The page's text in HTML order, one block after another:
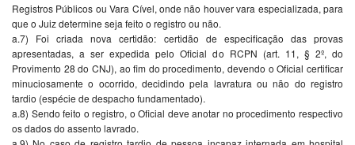
Registros Públicos ou Vara Cível, onde não houver vara especializada, para
que o Juiz determine seja feito o registro ou não.
a.7) Foi criada nova certidão: certidão de especificação das provas
apresentadas, a ser expedida pelo Oficial do RCPN (art. 11, § 2º, do
Provimento 28 do CNJ), ao fim do procedimento, devendo o Oficial certificar
minuciosamente o ocorrido, decidindo pela lavratura ou não do registro
tardio (espécie de despacho fundamentado).
a.8) Sendo feito o registro, o Oficial deve anotar no procedimento respectivo
os dados do assento lavrado.